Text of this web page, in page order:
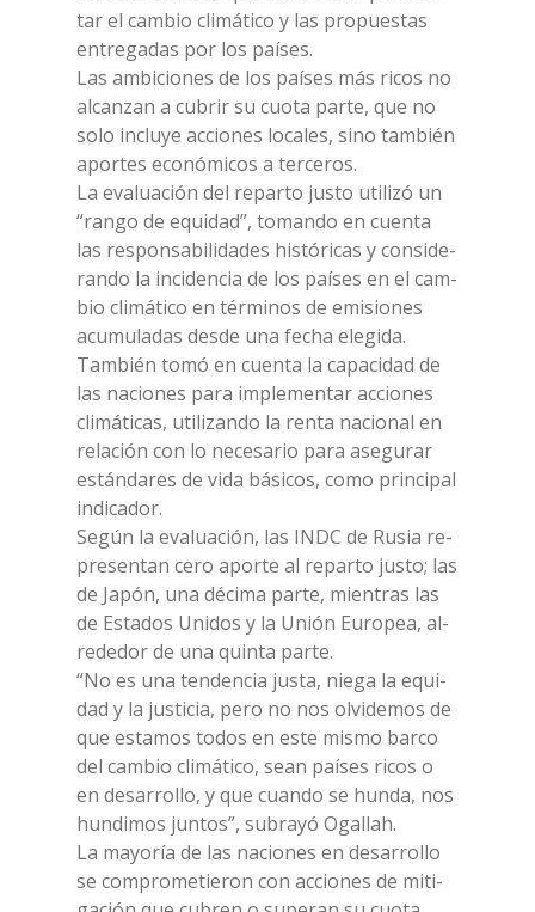
tar el cam­bio cli­má­ti­co y las pro­pue­stas
en­tre­ga­das por los paí­ses.
Las am­bi­cio­nes de los paí­ses más ri­cos no
al­can­zan a cu­brir su cuo­ta par­te, que no
solo in­cluye ac­cio­nes lo­ca­les, sino tam­bién
apor­tes eco­nó­mi­cos a ter­ce­ros.
La eva­lua­ción del re­par­to ju­sto uti­li­zó un
“ran­go de equi­dad”, to­man­do en cuen­ta
las re­spon­sa­bi­li­da­des hi­stó­ri­cas y con­si­de­
ran­do la in­ci­den­cia de los paí­ses en el cam­
bio cli­má­ti­co en tér­mi­nos de emi­sio­nes
acu­mu­la­das de­sde una fe­cha ele­gi­da.
Tam­bién tomó en cuen­ta la ca­pa­ci­dad de
las na­cio­nes para im­ple­men­tar ac­cio­nes
cli­má­ti­cas, uti­li­zan­do la ren­ta na­cio­nal en
re­la­ción con lo ne­ce­sa­rio para ase­gu­rar
están­da­res de vida bá­si­cos, como prin­ci­pal
in­di­ca­dor.
Se­gún la eva­lua­ción, las INDC de Ru­sia re­
pre­sen­tan cero apor­te al re­par­to ju­sto; las
de Ja­pón, una dé­ci­ma par­te, mien­tras las
de Esta­dos Uni­dos y la Unión Eu­ro­pea, al­
re­de­dor de una quin­ta par­te.
“No es una ten­den­cia ju­sta, nie­ga la equi­
dad y la ju­sti­cia, pero no nos ol­vi­de­mos de
que esta­mos to­dos en este mi­smo bar­co
del cam­bio cli­má­ti­co, sean paí­ses ri­cos o
en de­sar­rol­lo, y que cuan­do se hun­da, nos
hun­di­mos jun­tos”, sub­rayó Ogal­lah.
La mayo­ría de las na­cio­nes en de­sar­rol­lo
se com­pro­me­tie­ron con ac­cio­nes de mi­ti­